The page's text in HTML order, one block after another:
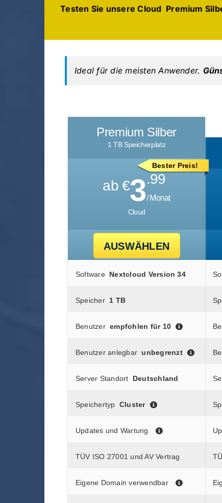
Testen Sie unsere Cloud Premium
Ideal für die meisten Anwender.
Bester Preis!
Premium Silber
1 TB Speicherplatz
ab €3.99
/ Monat
Cloud
AUSWÄHLEN
Software Nextcloud Version 34
Speicher 1 TB
Benutzer empfohlen für 10
Benutzer anlegbar unbegrenzt
Server Standort Deutschland
Speichertyp Cluster
Updates und Wartung
TÜV ISO 27001 und AV Vertrag
Eigene Domain verwendbar